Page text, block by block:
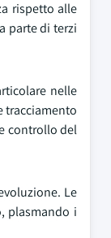
rispetto alle
parte di terzi
nelle
tracciamento
controllo del
Le
plasmando i